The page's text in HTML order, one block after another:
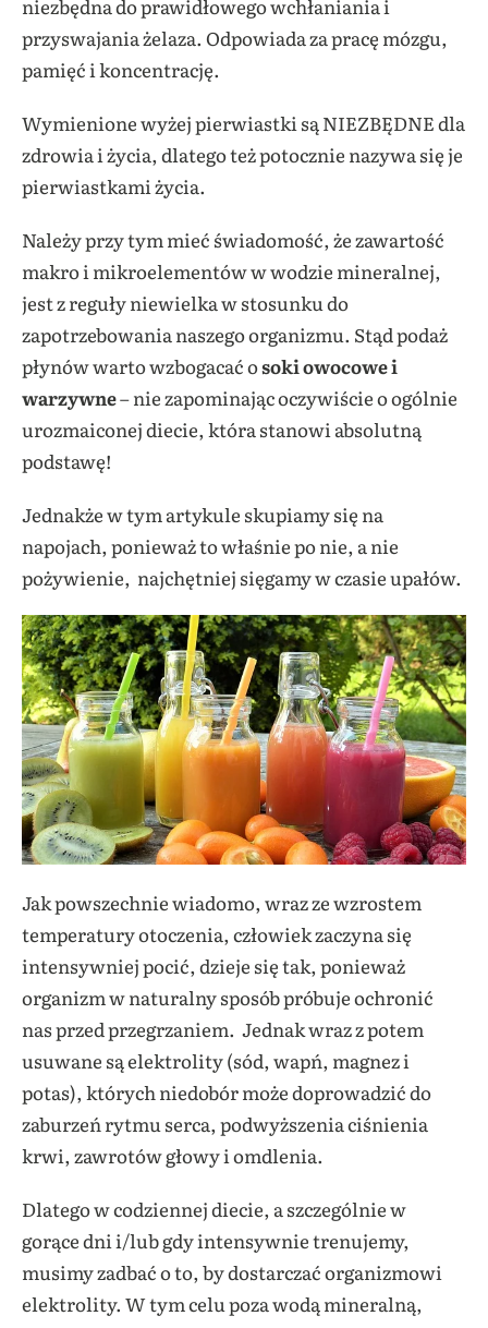
niezbędna do prawidłowego wchłaniania i
przyswajania żelaza. Odpowiada za pracę mózgu,
pamięć i koncentrację.
Wymienione wyżej pierwiastki są NIEZBĘDNE dla
zdrowia i życia, dlatego też potocznie nazywa się je
pierwiastkami życia.
Należy przy tym mieć świadomość, że zawartość
makro i mikroelementów w wodzie mineralnej,
jest z reguły niewielka w stosunku do
zapotrzebowania naszego organizmu. Stąd podaż
płynów warto wzbogacać osoki owocowe i
warzywne– nie zapominając oczywiście o ogólnie
urozmaiconej diecie, która stanowi absolutną
podstawę!
Jednakże w tym artykule skupiamy się na
napojach, ponieważ to właśnie po nie, a nie
pożywienie, najchętniej sięgamy w czasie upałów.
Jak powszechnie wiadomo, wraz ze wzrostem
temperatury otoczenia, człowiek zaczyna się
intensywniej pocić, dzieje się tak, ponieważ
organizm w naturalny sposób próbuje ochronić
nas przed przegrzaniem. Jednak wraz z potem
usuwane są elektrolity (sód, wapń, magnez i
potas), których niedobór może doprowadzić do
zaburzeń rytmu serca, podwyższenia ciśnienia
krwi, zawrotów głowy i omdlenia.
Dlatego w codziennej diecie, a szczególnie w
gorące dni i/lub gdy intensywnie trenujemy,
musimy zadbać o to, by dostarczać organizmowi
elektrolity. W tym celu poza wodą mineralną,